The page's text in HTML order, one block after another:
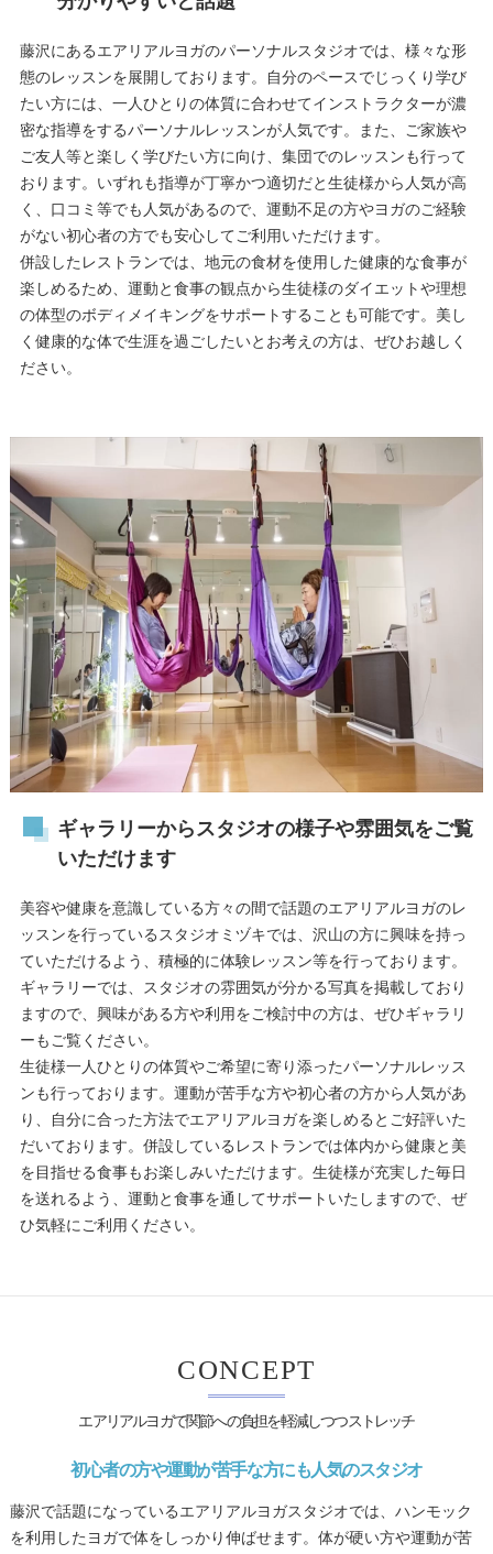
藤沢にあるエアリアルヨガのパーソナルスタジオでは、様々な形
態のレッスンを展開しております。自分のペースでじっくり学び
たい方には、一人ひとりの体質に合わせてインストラクターが濃
密な指導をするパーソナルレッスンが人気です。また、ご家族や
ご友人等と楽しく学びたい方に向け、集団でのレッスンも行って
おります。いずれも指導が丁寧かつ適切だと生徒様から人気が高
く、口コミ等でも人気があるので、運動不足の方やヨガのご経験
がない初心者の方でも安心してご利用いただけます。
併設したレストランでは、地元の食材を使用した健康的な食事が
楽しめるため、運動と食事の観点から生徒様のダイエットや理想
の体型のボディメイキングをサポートすることも可能です。美し
く健康的な体で生涯を過ごしたいとお考えの方は、ぜひお越しく
ださい。
ギャラリーからスタジオの様子や雰囲気をご覧
いただけます
美容や健康を意識している方々の間で話題のエアリアルヨガのレ
ッスンを行っているスタジオミヅキでは、沢山の方に興味を持っ
ていただけるよう、積極的に体験レッスン等を行っております。
ギャラリーでは、スタジオの雰囲気が分かる写真を掲載しており
ますので、興味がある方や利用をご検討中の方は、ぜひギャラリ
ーもご覧ください。
生徒様一人ひとりの体質やご希望に寄り添ったパーソナルレッス
ンも行っております。運動が苦手な方や初心者の方から人気があ
り、自分に合った方法でエアリアルヨガを楽しめるとご好評いた
だいております。併設しているレストランでは体内から健康と美
を目指せる食事もお楽しみいただけます。生徒様が充実した毎日
を送れるよう、運動と食事を通してサポートいたしますので、ぜ
ひ気軽にご利用ください。
エアリアルヨガで関節への負担を軽減しつつストレッチ
CONCEPT
初心者の方や運動が苦手な方にも人気のスタジオ
藤沢で話題になっているエアリアルヨガスタジオでは、ハンモック
を利用したヨガで体をしっかり伸ばせます。体が硬い方や運動が苦